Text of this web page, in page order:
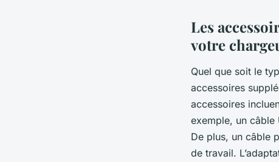
Les
votre
Quel que soit le
accessoires
accessoires
exemple, un câble
De plus, un câble
de travail.